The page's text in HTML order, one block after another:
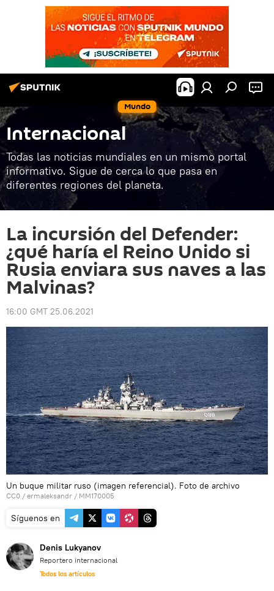
Mundo
Internacional
Todas las noticias mundiales en un mismo portal
informativo. Sigue de cerca lo que pasa en
diferentes regiones del planeta.
La incursión del Defender:
¿qué haría el Reino Unido si
Rusia enviara sus naves a las
Malvinas?
16:00 GMT 25.06.2021
Un buque militar ruso (imagen referencial). Foto de archivo
CC0 / ermaleksandr / MM170005
Síguenos en
Denis Lukyanov
Reportero internacional
Todos los artículos